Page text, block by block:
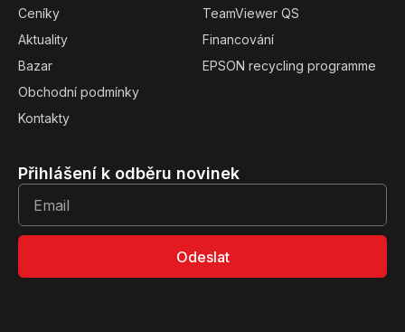
TeamViewer QS
Financování
EPSON recycling programme
Ceníky
Aktuality
Bazar
Obchodní podmínky
Kontakty
Přihlášení k odběru novinek
Odeslat